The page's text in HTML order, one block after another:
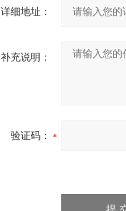
详细地址：
补充说明：
验证码：